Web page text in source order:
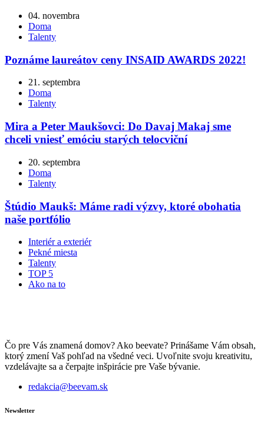
04. novembra
Doma
Talenty
Poznáme laureátov ceny INSAID AWARDS 2022!
21. septembra
Doma
Talenty
Mira a Peter Maukšovci: Do Davaj Makaj sme
chceli vniesť emóciu starých telocviční
20. septembra
Doma
Talenty
Štúdio Maukš: Máme radi výzvy, ktoré obohatia
naše portfólio
Interiér a exteriér
Pekné miesta
Talenty
TOP 5
Ako na to
Čo pre Vás znamená domov? Ako beevate? Prinášame Vám obsah,
ktorý zmení Vaš pohľad na všedné veci. Uvoľnite svoju kreativitu,
vzdelávajte sa a čerpajte inšpirácie pre Vaše bývanie.
redakcia@beevam.sk
Newsletter